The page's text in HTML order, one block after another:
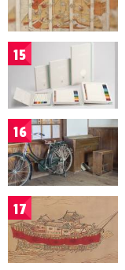
15
16
17